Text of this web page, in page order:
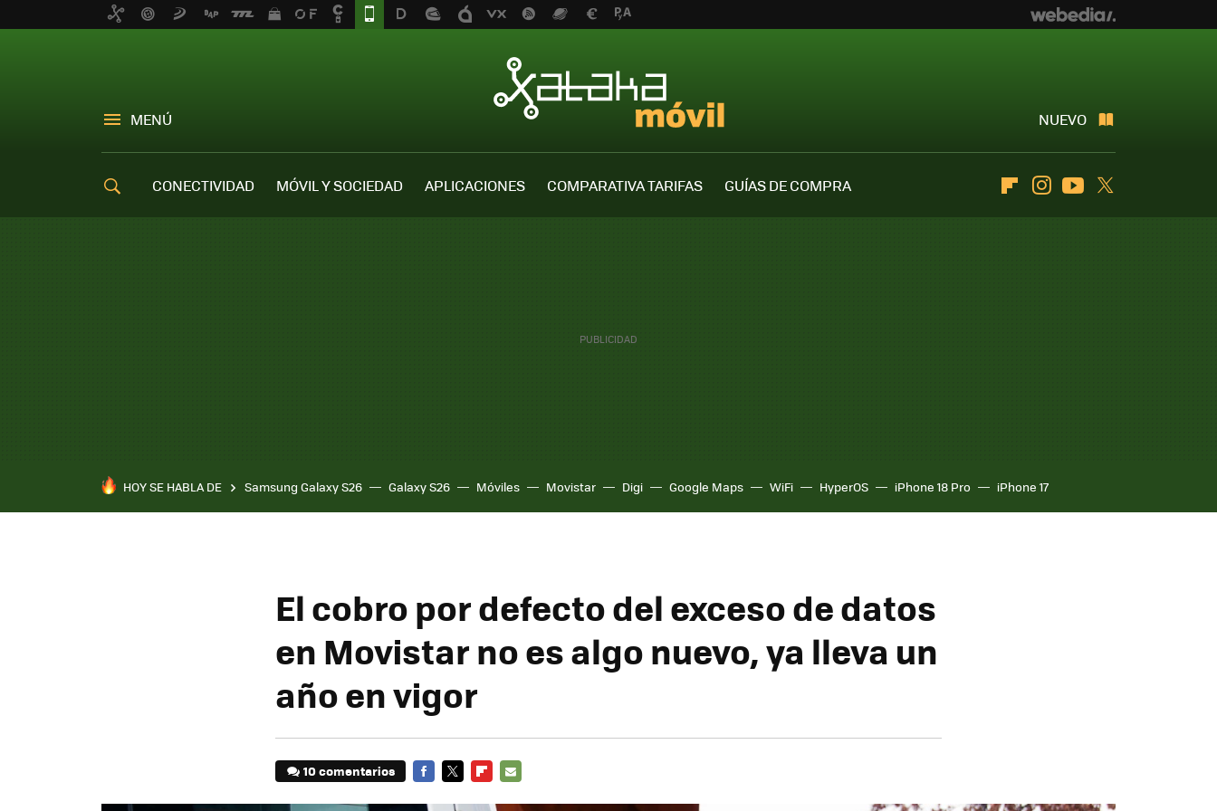
MENÚ NUEVO
CONECTIVIDAD MÓVIL Y SOCIEDAD APLICACIONES COMPARATIVA TARIFAS
GUÍAS DE COMPRA
FlipboardInstagramYoutube
HOY SE HABLA DE Samsung Galaxy S26 Galaxy S26 Móviles Movistar Digi Google Maps WiFi HyperOS iPhone 18 Pro iPhone 17
El cobro por defecto del exceso de datos
en Movistar no es algo nuevo, ya lleva un
año en vigor
10 comentarios